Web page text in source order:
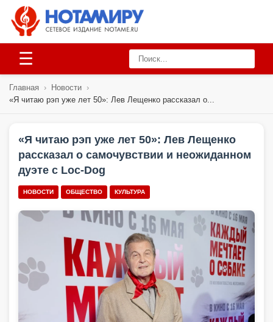
☰
Главная › Новости ›
«Я читаю рэп уже лет 50»: Лев Лещенко рассказал о...
«Я читаю рэп уже лет 50»: Лев Лещенко
рассказал о самочувствии и неожиданном
дуэте с Loc-Dog
НОВОСТИ ОБЩЕСТВО КУЛЬТУРА